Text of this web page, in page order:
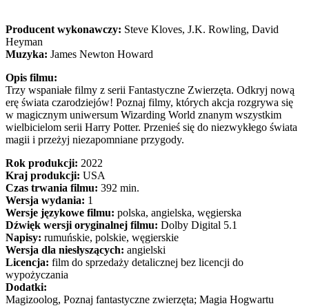
Producent wykonawczy: Steve Kloves, J.K. Rowling, David
Heyman
Muzyka: James Newton Howard
Opis filmu:
Trzy wspaniałe filmy z serii Fantastyczne Zwierzęta. Odkryj nową
erę świata czarodziejów! Poznaj filmy, których akcja rozgrywa się
w magicznym uniwersum Wizarding World znanym wszystkim
wielbicielom serii Harry Potter. Przenieś się do niezwykłego świata
magii i przeżyj niezapomniane przygody.
Rok produkcji: 2022
Kraj produkcji: USA
Czas trwania filmu: 392 min.
Wersja wydania: 1
Wersje językowe filmu: polska, angielska, węgierska
Dźwięk wersji oryginalnej filmu: Dolby Digital 5.1
Napisy: rumuńskie, polskie, węgierskie
Wersja dla niesłyszących: angielski
Licencja: film do sprzedaży detalicznej bez licencji do
wypożyczania
Dodatki:
Magizoolog, Poznaj fantastyczne zwierzęta; Magia Hogwartu